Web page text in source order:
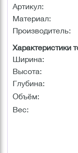
Артикул:
Материал:
Производитель:
Характеристики
Ширина:
Высота:
Глубина:
Объём:
Вес: